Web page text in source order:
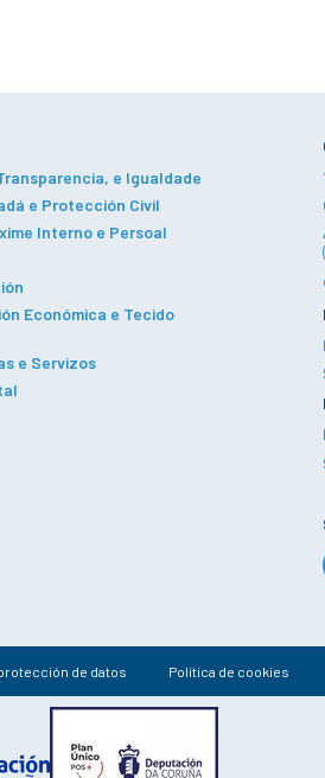
e Igualdade
e Protección Civil
Interno e Persoal
Económica e Tecido
e Servizos
de datos Política de cookies